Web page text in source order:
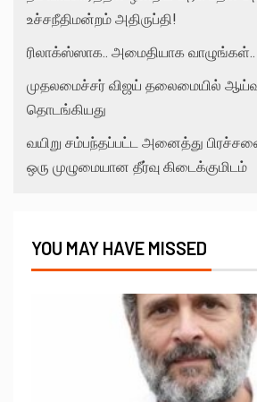
உச்சநீதிமன்றம் அதிருப்தி!
ரிலாக்ஸ்ஸாக.. அமைதியாக வாழுங்கள்..
முதலமைச்சர் விஜய் தலைமையில்
தொடங்கியது
வயிறு சம்பந்தப்பட்ட அனைத்து
ஒரு முழுமையான தீர்வு கிடைக்குமிடம்
YOU MAY HAVE MISSED